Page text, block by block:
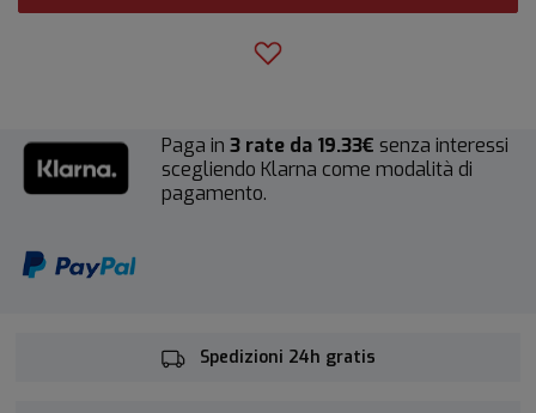
Paga in 3 rate da 19.33€ senza interessi
scegliendo Klarna come modalità di
pagamento.
Spedizioni 24h gratis